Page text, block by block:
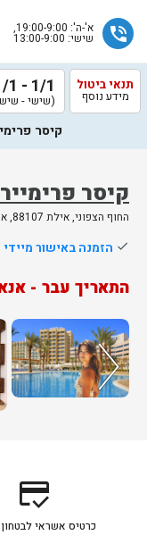
phone_in_talk א'-ה': 19:00-9:00,
שישי: 13:00-9:00
קיסר
החוף הצפוני, אילת 88107, אילת
תנאי ביטול
מידע נוסף 1/1 - 1/1
(שישי -
קיסר
done הזמנה באישור מיידי
התאריך עבר -
שלח
הוטלס
אליך
בשעות
הפעילות
credit_score
כרטיס אשראי